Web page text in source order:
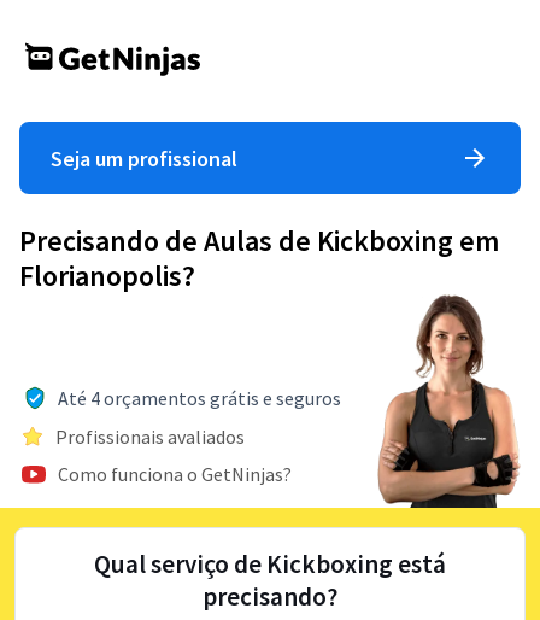
Seja um profissional
Precisando de Aulas de Kickboxing em
Florianopolis?
Até 4 orçamentos grátis e seguros
Profissionais avaliados
Como funciona o GetNinjas?
Qual serviço de Kickboxing está
precisando?